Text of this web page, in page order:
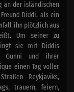
an der isländischen
Diddi, als ein
ihn plötzlich aus
Um seiner zu
sie mit Diddis
Gunni und ihrer
einen Tag voller
Reykjaviks,
trauern, feiern,